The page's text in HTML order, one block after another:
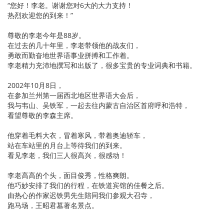
“您好！李老。谢谢您对6大的大力支持！
热烈欢迎您的到来！”
尊敬的李老今年是88岁。
在过去的几十年里，李老带领他的战友们，
勇敢而勤奋地世界语事业拼搏和工作着。
李老精力充沛地撰写和出版了，很多宝贵的专业词典和书籍。
2002年10月8日，
在参加兰州第一届西北地区世界语大会后，
我与韦山、吴铁军，一起去往内蒙古自治区首府呼和浩特，
看望尊敬的李森主席。
他穿着毛料大衣，冒着寒风，带着奥迪轿车，
站在车站里的月台上等待我们的到来。
看见李老，我们三人很高兴，很感动！
李老高高的个头，面目俊秀，性格爽朗。
他巧妙安排了我们的行程，在铁道宾馆的佳餐之后。
由热心的作家迟铁男先生陪同我们参观大召寺，
跑马场，王昭君墓著名景点。